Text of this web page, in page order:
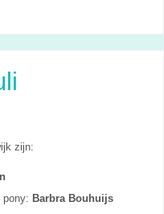
zijn:
pony: Barbra Bouhuijs